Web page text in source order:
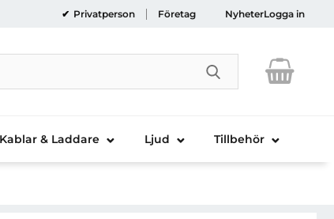
Privatperson Företag NyheterLogga in
Genomför
Kablar & Laddare Ljud Tillbehör